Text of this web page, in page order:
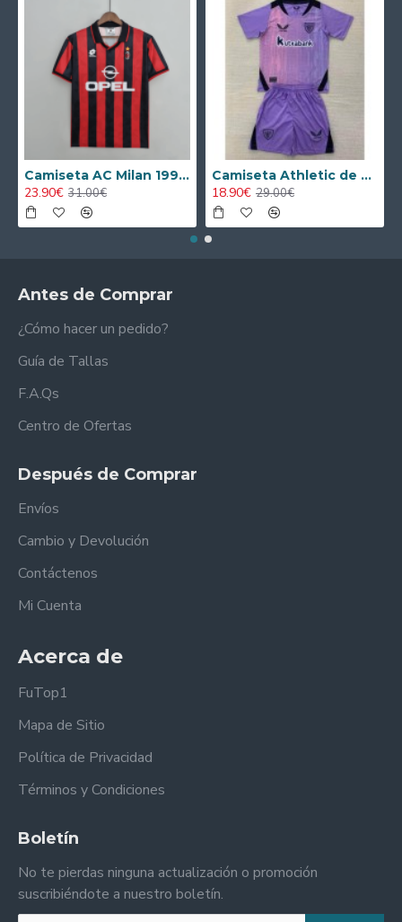
Camiseta AC Milan 1995/1996 Local Retro
23.90€ 31.00€
Camiseta Athletic de Bilbao 2024/2025 Alternativo Niño Kit
18.90€ 29.00€
Antes de Comprar
¿Cómo hacer un pedido?
Guía de Tallas
F.A.Qs
Centro de Ofertas
Después de Comprar
Envíos
Cambio y Devolución
Contáctenos
Mi Cuenta
Acerca de
FuTop1
Mapa de Sitio
Política de Privacidad
Términos y Condiciones
Boletín
No te pierdas ninguna actualización o promoción
suscribiéndote a nuestro boletín.